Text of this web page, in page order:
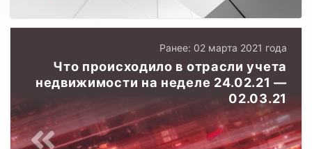
Ранее: 02 марта 2021 года
Что происходило в отрасли учета
недвижимости на неделе 24.02.21 —
02.03.21